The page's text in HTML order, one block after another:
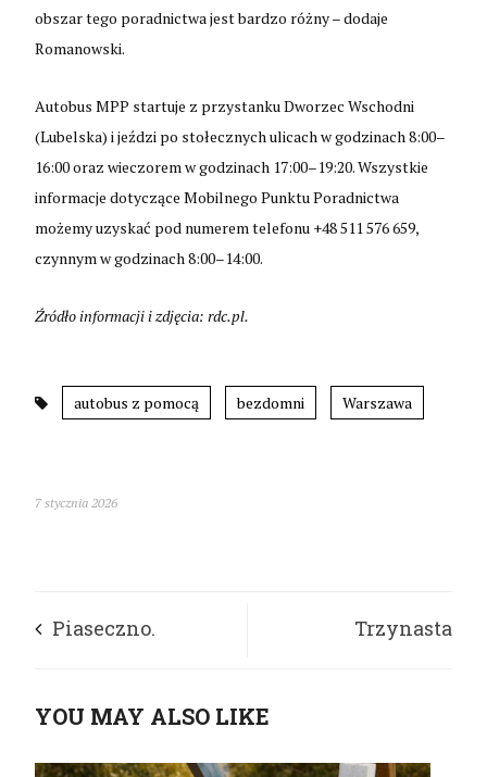
obszar tego poradnictwa jest bardzo różny – dodaje
Romanowski.
Autobus MPP startuje z przystanku Dworzec Wschodni
(Lubelska) i jeździ po stołecznych ulicach w godzinach 8:00–
16:00 oraz wieczorem w godzinach 17:00–19:20. Wszystkie
informacje dotyczące Mobilnego Punktu Poradnictwa
możemy uzyskać pod numerem telefonu +48 511 576 659,
czynnym w godzinach 8:00–14:00.
Źródło informacji i zdjęcia: rdc.pl.
autobus z pomocą bezdomni Warszawa
7 stycznia 2026
Piaseczno. Trzynasta
YOU MAY ALSO LIKE